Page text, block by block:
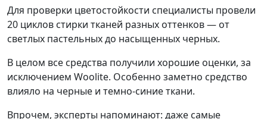
Для проверки цветостойкости специалисты провели
20 циклов стирки тканей разных оттенков — от
светлых пастельных до насыщенных черных.
В целом все средства получили хорошие оценки, за
исключением Woolite. Особенно заметно средство
влияло на черные и темно-синие ткани.
Впрочем, эксперты напоминают: даже самые